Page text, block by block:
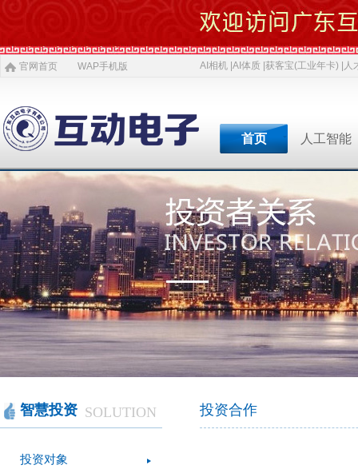
官网首页 WAP手机版 AI相机 | AI体质 | 获客宝(工业年卡) | 人
首页 人工智能
AI 相机 AI 中医体质 获客宝(年卡)
AI 磁吸萌宠 AI 模型芯片 共享内存系统
软件开发 物理大数据 下一代交互
大数据与分析 智慧的运算 企业移动应用
5G赋能 智慧SDK 机器视觉识别
UWB室内定位 智慧城市 智慧生活
智慧环保 智慧工厂 智慧教育
智慧社区 智慧酒店
智慧办公 智慧社交
图像识别 视频识别 智慧政务
农村电商 微网站 智慧融合网站
激光设备 疫情防控产品 高拍仪一体机
QYSED品牌 HIQY品牌 3D教学智慧黑板
室内精准定位 桥梁防撞系统 智慧展示系统
3D立体扫描 混合虚拟现实
软件产品 桑达OA
网络设备 LED屏幕 光纤产品
施工标准 ITSS常识 系统集成
软件开发 Oracle 智慧媒体
法规制度 职场规则 常规软件应用
宏观经济 两化融合
社会团体 公文写作
摄影艺术 经营管理 家庭教育
公司介绍
公司简介
公司文化
发展简史
荣誉资质
人才招聘
联系我们
智慧投资
投资对象
投资项目
投资合作
人才招聘
职位招聘
公司
行业
行
技术
经典
同读
智慧投资 SOLUTION
投资对象
投资合作